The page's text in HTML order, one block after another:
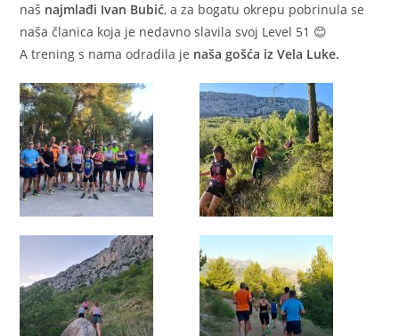
naš najmlađi Ivan Bubić, a za bogatu okrepu pobrinula se
naša članica koja je nedavno slavila svoj Level 51 😊
A trening s nama odradila je naša gošća iz Vela Luke.